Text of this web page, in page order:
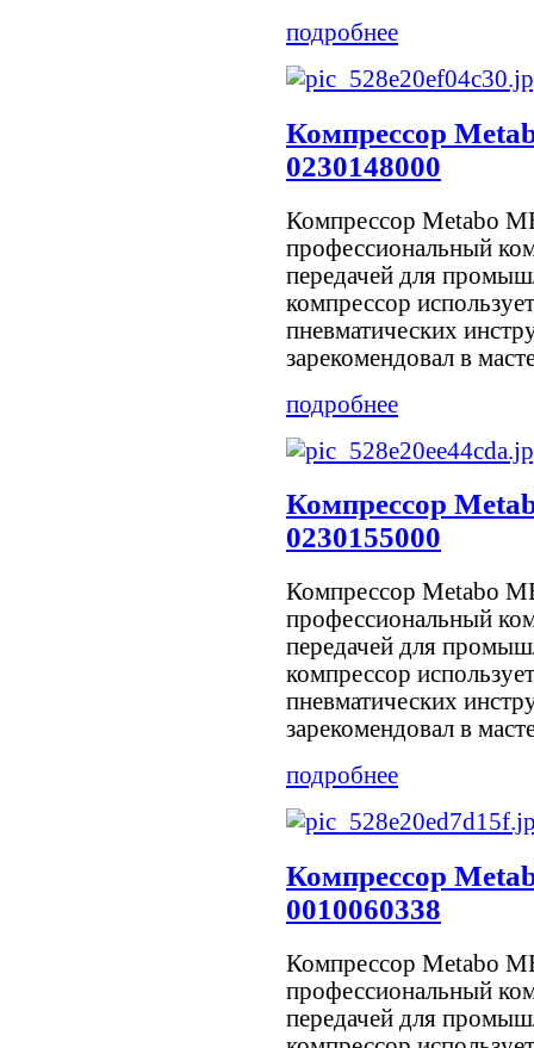
подробнее
Компрессор
0230148000
Компрессор Metabo
профессиональный
передачей для
компрессор
пневматических
зарекомендовал в
подробнее
Компрессор
0230155000
Компрессор Metabo
профессиональный
передачей для
компрессор
пневматических
зарекомендовал в
подробнее
Компрессор
0010060338
Компрессор Metabo
профессиональный
передачей для